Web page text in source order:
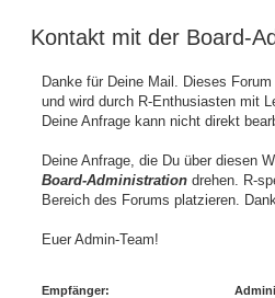
Kontakt mit der Board-
Danke für Deine Mail. Dieses
und wird durch R-Enthusiasten mit
Deine Anfrage kann nicht direkt
Deine Anfrage, die Du über diesen
Board-Administration drehen. R-
Bereich des Forums platzieren.
Euer Admin-Team!
Empfänger: